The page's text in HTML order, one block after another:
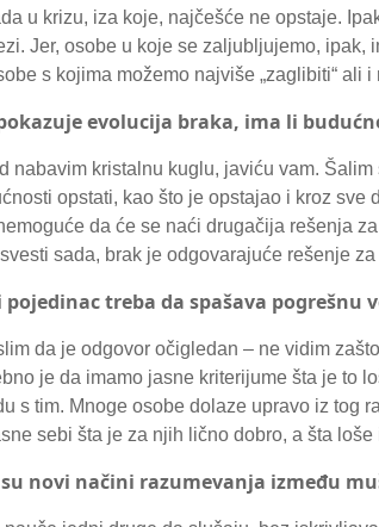
u krizu, iza koje, najčešće ne opstaje.
Jer, osobe u koje se zaljubljujemo, ipak,
s kojima možemo najviše „zaglibiti“ ali
evolucija braka, ima li
nabavim kristalnu kuglu, javiću vam.
opstati, kao što je opstajao i kroz sve
da će se naći drugačija rešenja
sada, brak je odgovarajuće rešenje
pojedinac treba da spašava pogrešnu
da je odgovor očigledan – ne vidim
je da imamo jasne kriterijume šta je to
s tim. Mnoge osobe dolaze upravo iz tog
sebi šta je za njih lično dobro, a šta
novi načini razumevanja između